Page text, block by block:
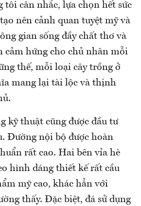
tôi cân nhắc, lựa chọn hết sức
nên cảnh quan tuyệt mỹ và
gian sống đầy chất thơ và
cảm hứng cho chủ nhân mỗi
thế, mỗi loại cây trồng ở
mang lại tài lộc và thịnh
kỹ thuật cũng được đầu tư
Đường nội bộ được hoàn
rất cao. Hai bên vỉa hè
hình dáng thiết kế rất cầu
mỹ cao, khác hẳn với
thấy. Đặc biệt, đá sử dụng